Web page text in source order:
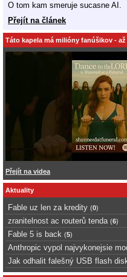
O tom kam smeruje sucasne AI.
Přejít na článek
Táto kapela má milióny fanúšikov -
Přejít na videa
Aktuality
Fable uz len za kredity (0)
zranitelnost ac routerů tenda (6)
Fable 5 is back (5)
Anthropic vypol najvykonejsie
Jak odhalit falešný USB flash